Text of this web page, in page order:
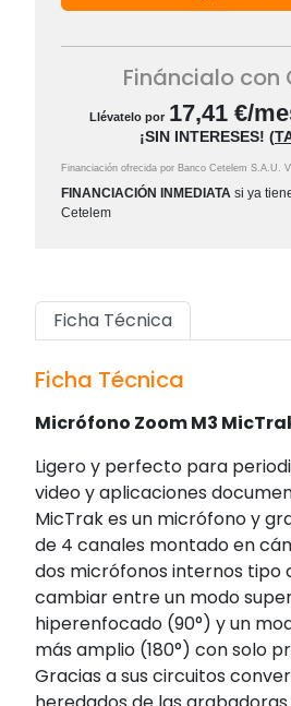
Fináncialo con
Llévatelo por 17,41 €/
¡SIN INTERESES! (
Financiación ofrecida por Banco Cetelem S.A.U.
FINANCIACIÓN INMEDIATA si ya
Cetelem
Ficha Técnica
Ficha Técnica
Micrófono Zoom M3
Ligero y perfecto para
video y aplicaciones
MicTrak es un micrófono y
de 4 canales montado en
dos micrófonos internos tipo
cambiar entre un modo
hiperenfocado (90°) y un
más amplio (180°) con solo
Gracias a sus circuitos